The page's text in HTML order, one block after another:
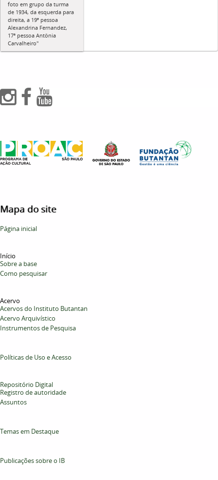
foto em grupo da turma
de 1934, da esquerda para
direita, a 19ª pessoa
Alexandrina Fernandez,
17ª pessoa Antônia
Carvalheiro"
Mapa do site
Página inicial
Início
Sobre a base
Como pesquisar
Acervo
Acervos do Instituto Butantan
Acervo Arquivístico
Instrumentos de Pesquisa
Políticas de Uso e Acesso
Repositório Digital
Registro de autoridade
Assuntos
Temas em Destaque
Publicações sobre o IB